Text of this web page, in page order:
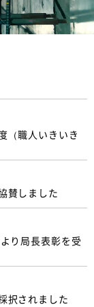
（職人いきいき
賛しました
り局長表彰を受
択されました